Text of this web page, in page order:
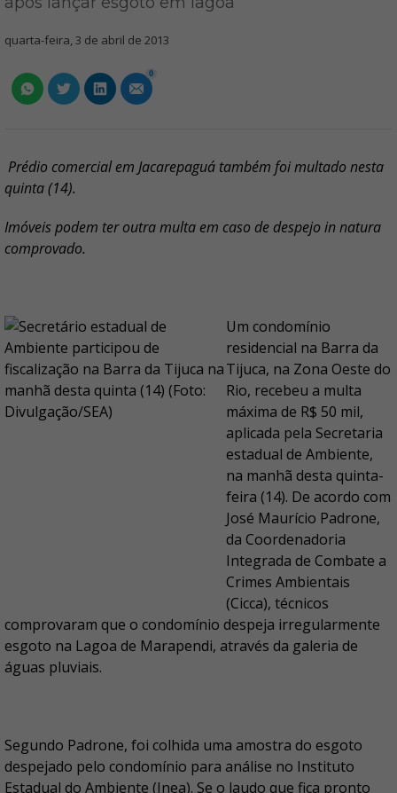
quarta-feira, 3 de abril de 2013
0
Prédio comercial em Jacarepaguá também foi multado nesta
quinta (14).
Imóveis podem ter outra multa em caso de despejo in natura
comprovado.
Um condomínio
residencial na Barra da
Tijuca, na Zona Oeste do
Rio, recebeu a multa
máxima de R$ 50 mil,
aplicada pela Secretaria
estadual de Ambiente,
na manhã desta quinta-
feira (14). De acordo com
José Maurício Padrone,
da Coordenadoria
Integrada de Combate a
Crimes Ambientais
(Cicca), técnicos
comprovaram que o condomínio despeja irregularmente
esgoto na Lagoa de Marapendi, através da galeria de
águas pluviais.
Segundo Padrone, foi colhida uma amostra do esgoto
despejado pelo condomínio para análise no Instituto
Estadual do Ambiente (Inea). Se o laudo que fica pronto